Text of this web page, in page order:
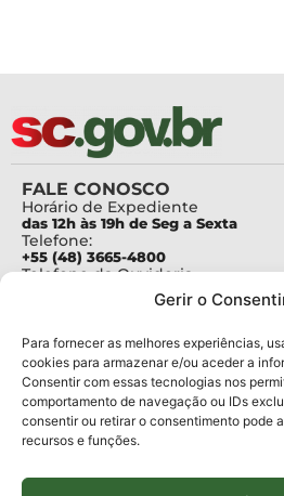
Gerir o
Para fornecer as melhores experiências,
cookies para armazenar e/ou aceder a
Consentir com essas tecnologias nos
comportamento de navegação ou IDs
consentir ou retirar o consentimento pode
recursos e funções.
FALE CONOSCO
Horário de Expediente
das 12h às 19h de Seg a Sexta
Telefone:
+55 (48) 3665-4800
Telefone da Ouvidoria
Para assuntos relacionados à
pesquisa@fapesc.sc.gov.br
Para assuntos relacionados à
inovacao@fapesc.sc.gov.br
Para assuntos relacionados à
bolsas@fapesc.sc.gov.br
Para assuntos relacionados à
Para assuntos relacionados à